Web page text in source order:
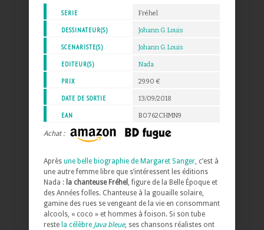
SERIE Fréhel
DESSINATEUR(S) Johann G. Louis
SCENARISTE(S) Johann G. Louis
EDITEUR(S) Nada
PRIX 29.90 €
DATE DE SORTIE 13/09/2018
EAN B0762CHMN9
Achat :
Après une belle biographie de Margaret Sanger , c’est à
une autre femme libre que s’intéressent les éditions
Nada : la chanteuse Fréhel , figure de la Belle Époque et
des Années folles. Chanteuse à la gouaille solaire,
gamine des rues se vengeant de la vie en consommant
alcools, « coco » et hommes à foison. Si son tube
reste la célèbre Java bleue, ses chansons réalistes ont